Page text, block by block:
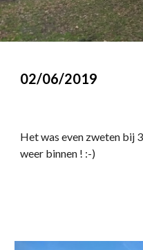
02/06/2019
Het was even zweten bij
weer binnen ! :-)